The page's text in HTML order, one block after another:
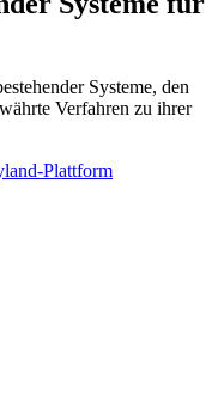
Systeme, den
Verfahren zu ihrer
Plattform